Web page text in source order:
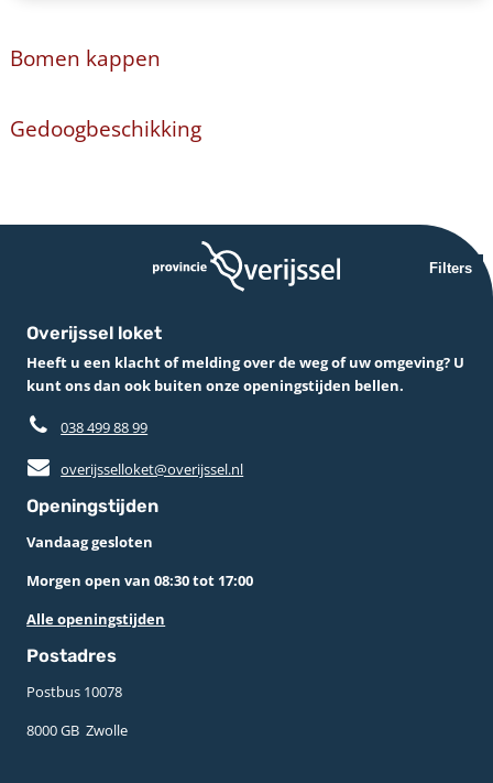
Bomen kappen
Gedoogbeschikking
Filters
Overijssel loket
Heeft u een klacht of melding over de weg of uw omgeving? U
kunt ons dan ook buiten onze openingstijden bellen.
038 499 88 99
overijsselloket@overijssel.nl
Openingstijden
Vandaag gesloten
Morgen open van 08:30 tot 17:00
Alle openingstijden
Postadres
Postbus 10078 ­
8000 GB ­ Zwolle